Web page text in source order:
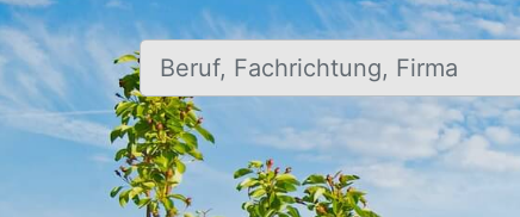
Beruf, Fachrichtung, Firma